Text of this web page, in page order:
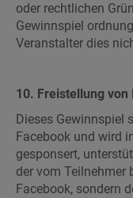
oder rechtlichen
Gewinnspiel
Veranstalter dies
10. Freistellung von
Dieses Gewinnspiel
Facebook und wird
gesponsert,
der vom Teilnehmer
Facebook, sondern